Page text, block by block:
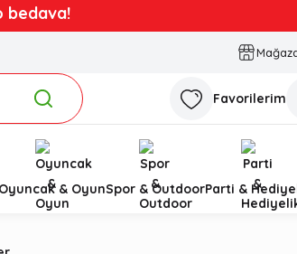
bedava!
Favorilerim
Oyuncak & OyunSpor & OutdoorParti &